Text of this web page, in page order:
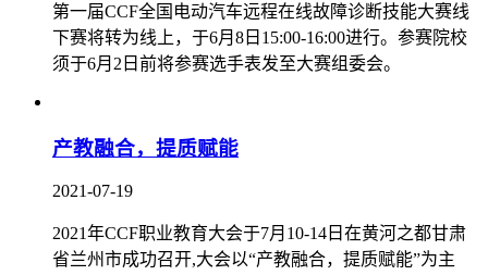
第一届CCF全国电动汽车远程在线故障诊断技能大赛线
下赛将转为线上，于6月8日15:00-16:00进行。参赛院校
须于6月2日前将参赛选手表发至大赛组委会。
产教融合，提质赋能
2021-07-19
2021年CCF职业教育大会于7月10-14日在黄河之都甘肃
省兰州市成功召开,大会以“产教融合，提质赋能”为主